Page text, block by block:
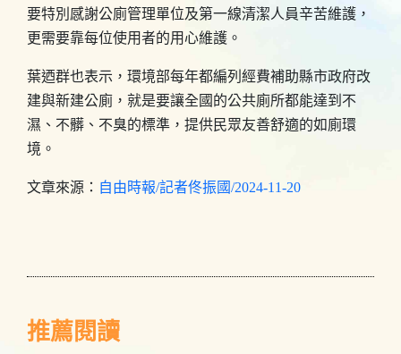
要特別感謝公廁管理單位及第一線清潔人員辛苦維護，
更需要靠每位使用者的用心維護。
葉迺群也表示，環境部每年都編列經費補助縣市政府改
建與新建公廁，就是要讓全國的公共廁所都能達到不
濕、不髒、不臭的標準，提供民眾友善舒適的如廁環
境。
文章來源： 自由時報/記者佟振國/2024-11-20
推薦閱讀